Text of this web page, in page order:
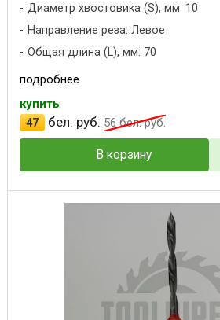
Диаметр хвостовика (S), мм: 10
Направление реза: Левое
Общая длина (L), мм: 70
подробнее
купить
47
бел. руб. 56бел. руб.
В корзину